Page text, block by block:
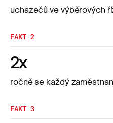
uchazečů ve výběrových
FAKT 2
2x
ročně se každý
FAKT 3